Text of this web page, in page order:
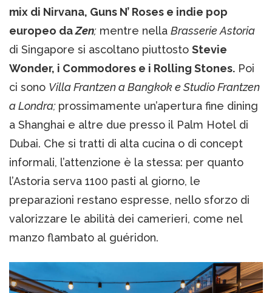
mix di Nirvana, Guns N’ Roses e indie pop
europeo daZen; mentre nella Brasserie Astoria
di Singapore si ascoltano piuttosto Stevie
Wonder, i Commodores e i Rolling Stones. Poi
ci sono Villa Frantzen a Bangkok e Studio Frantzen
a Londra; prossimamente un’apertura fine dining
a Shanghai e altre due presso il Palm Hotel di
Dubai. Che si tratti di alta cucina o di concept
informali, l’attenzione è la stessa: per quanto
l’Astoria serva 1100 pasti al giorno, le
preparazioni restano espresse, nello sforzo di
valorizzare le abilità dei camerieri, come nel
manzo flambato al guéridon.